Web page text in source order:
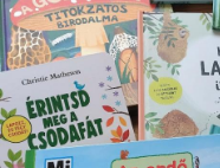
csodát
tesz
mesélők
és
mesehallgatók